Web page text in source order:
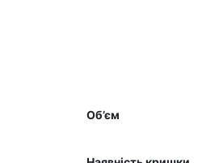
Об’єм